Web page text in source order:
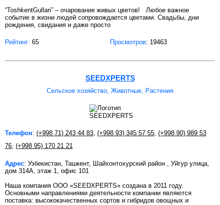
“ToshkentGullari” – очарование живых цветов! Любое важное
событие в жизни людей сопровождается цветами. Свадьбы, дни
рождения, свидания и даже просто
Рейтинг: 65 Просмотров: 19463
SEEDXPERTS
Сельское хозяйство, Животные, Растения
Телефон: (+998 71) 243 44 83, (+998 93) 345 57 55, (+998 90) 989 53
76, (+998 95) 170 21 21
Адрес: Узбекистан, Ташкент, Шайхонтохурский район , Уйгур улица,
дом 314А, этаж 1, офис 101
Наша компания ООО «SEEDXPERTS» создана в 2011 году.
Основными направлениями деятельности компании являются
поставка: высококачественных сортов и гибридов овощных и